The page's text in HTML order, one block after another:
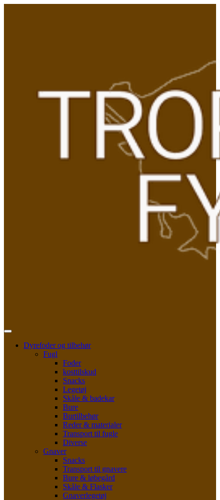
Dyrefoder og tilbehør
Fugl
Foder
kosttilskud
Snacks
Legetøj
Skåle & badekar
Bure
Burtilbehør
Reder & materialer
Transport til fugle
Diverse
Gnaver
Snacks
Transport til gnavere
Bure & løbegård
Skåle & Flasker
Gnaverlegetøj